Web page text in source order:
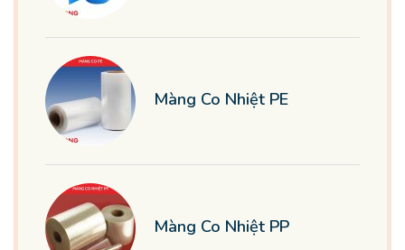
Màng Co Nhiệt PE
Màng Co Nhiệt PP